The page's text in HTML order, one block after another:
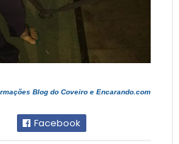
Blog do Coveiro e Encarando.com
Facebook